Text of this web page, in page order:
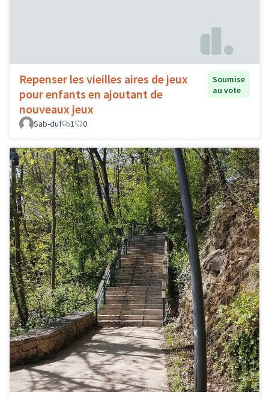
Repenser les vieilles aires de jeux
pour enfants en ajoutant de
nouveaux jeux
Soumise
au vote
Sab-duf 1 0